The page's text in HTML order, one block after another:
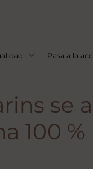
Pasa a la
se
100 %